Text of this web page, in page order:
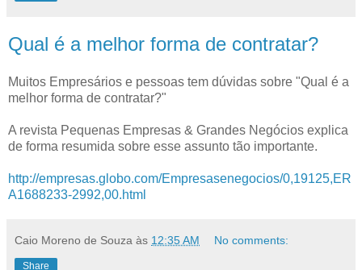
Qual é a melhor forma de contratar?
Muitos Empresários e pessoas tem dúvidas sobre "Qual é a
melhor forma de contratar?"
A revista Pequenas Empresas & Grandes Negócios explica
de forma resumida sobre esse assunto tão importante.
http://empresas.globo.com/Empresasenegocios/0,19125,ER
A1688233-2992,00.html
Caio Moreno de Souza às 12:35 AM No comments:
Share